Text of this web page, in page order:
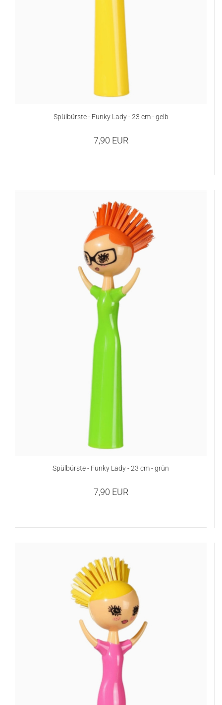
Spülbürste - Funky Lady - 23 cm - gelb
7,90 EUR
Spülbürste - Funky Lady - 23 cm - grün
7,90 EUR